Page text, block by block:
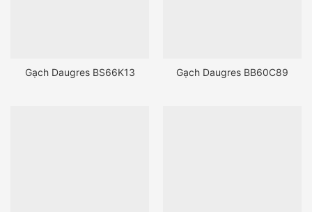
Gạch Daugres BS66K13 Gạch Daugres BB60C89